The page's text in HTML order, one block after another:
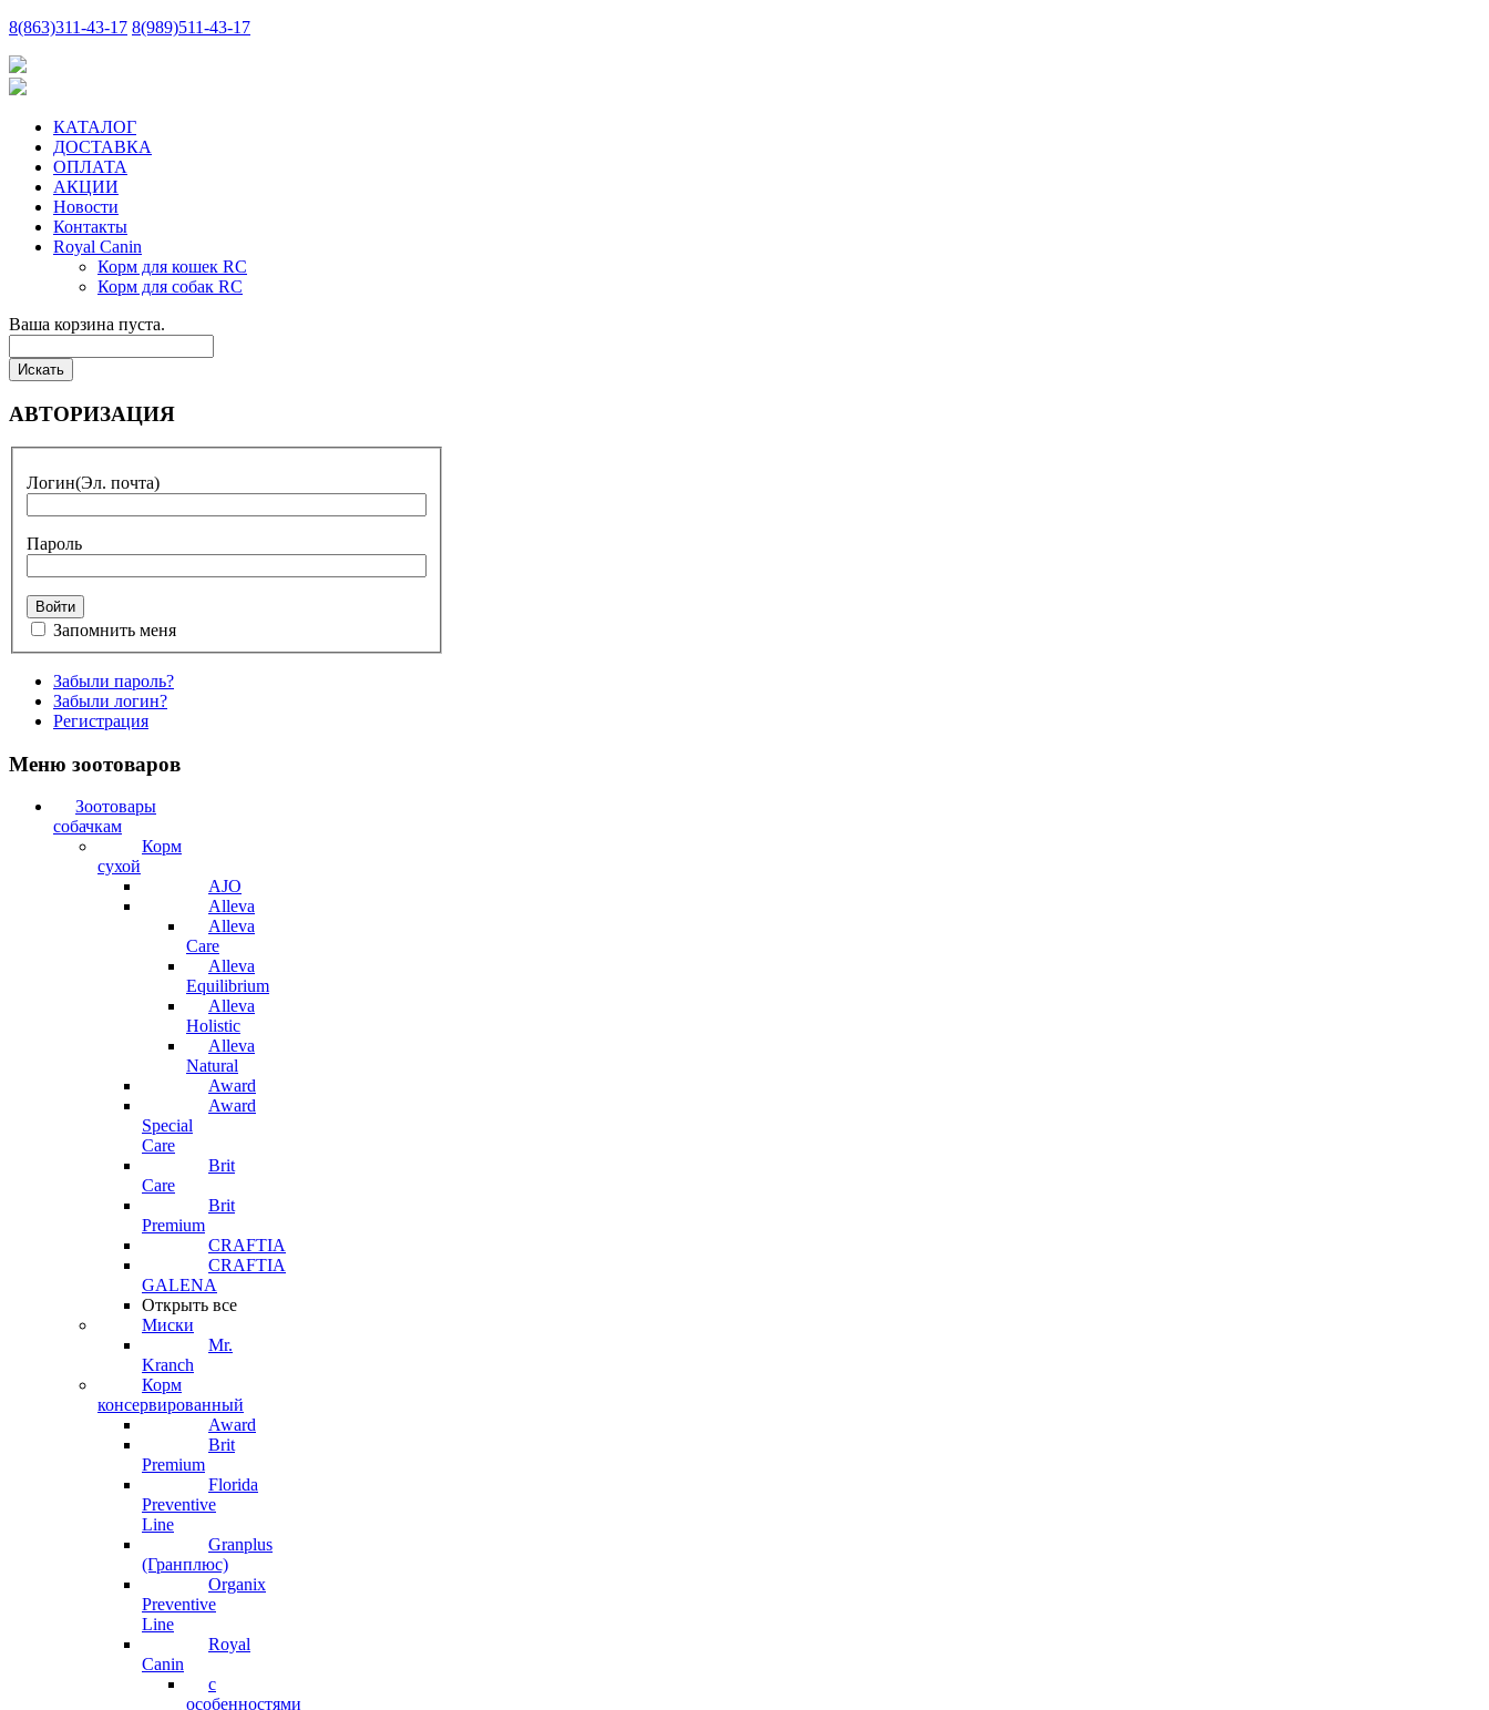
8(863)311-43-17 8(989)511-43-17
КАТАЛОГ
ДОСТАВКА
ОПЛАТА
АКЦИИ
Новости
Контакты
Royal Canin
Корм для кошек RC
Корм для собак RC
Ваша корзина пуста.
АВТОРИЗАЦИЯ
Логин(Эл. почта)
Пароль
Запомнить меня
Забыли пароль?
Забыли логин?
Регистрация
Меню зоотоваров
Зоотовары
собачкам
Корм
сухой
AJO
Alleva
Alleva
Care
Alleva
Equilibrium
Alleva
Holistic
Alleva
Natural
Award
Award
Special
Care
Brit
Care
Brit
Premium
CRAFTIA
CRAFTIA
GALENA
Открыть все
Миски
Mr.
Kranch
Корм
консервированный
Award
Brit
Premium
Florida
Preventive
Line
Granplus
(Гранплюс)
Organix
Preventive
Line
Royal
Canin
с
особенностями